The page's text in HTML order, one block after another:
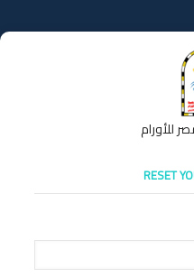
للأورام
RESET